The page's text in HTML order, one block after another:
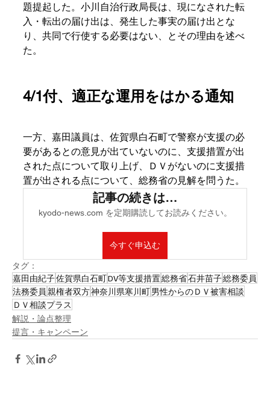
題提起した。小川自治行政局長は、現になされた転
入・転出の届け出は、発生した事実の届け出とな
り、共同で行使する必要はない、とその理由を述べ
た。
4/1付、適正な運用をはかる通知
一方、嘉田議員は、佐賀県白石町で警察が支援の必
要があるとの意見が出ていないのに、支援措置が出
された点について取り上げ、ＤＶがないのに支援措
置が出される点について、総務省の見解を問うた。
記事の続きは…
kyodo-news.com を定期購読してお読みください。
今すぐ申込む
タグ：
嘉田由紀子佐賀県白石町DV等支援措置総務省石井苗子総務委員
法務委員 親権者双方神奈川県寒川町男性からのＤＶ被害相談
ＤＶ相談プラス
解説・論点整理
提言・キャンペーン